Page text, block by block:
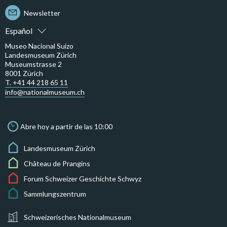
Español
Newsletter
Museo Nacional Suizo
Landesmuseum Zürich
Museumstrasse 2
8001 Zürich
T. +41 44 218 65 11
info@nationalmuseum.ch
Abre hoy a partir de las 10:00
Landesmuseum Zürich
Château de Prangins
Forum Schweizer Geschichte Schwyz
Sammlungszentrum
Schweizerisches Nationalmuseum